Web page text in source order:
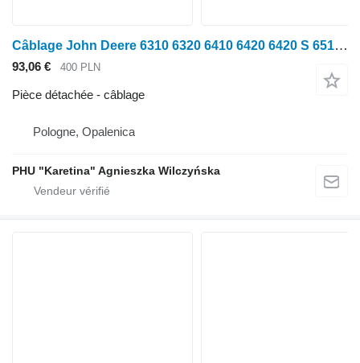
Câblage John Deere 6310 6320 6410 6420 6420 S 6510 6520 Faisceau de câbles AL7691 pour tracteur à roues John Deere 6310 6320 6410 6420 6420 S 6510 6520
93,06 € 400 PLN
Pièce détachée - câblage
Pologne, Opalenica
PHU "Karetina" Agnieszka Wilczyńska